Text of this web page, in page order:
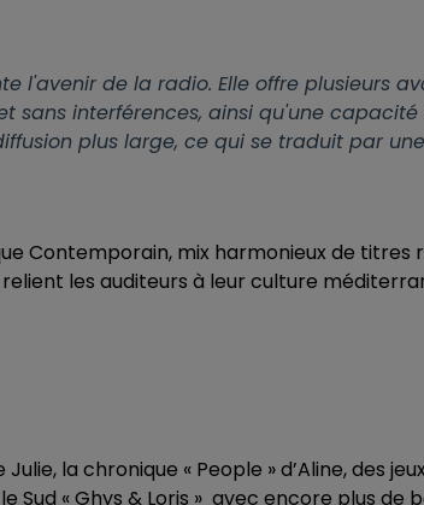
l'avenir de la radio. Elle offre plusieurs
sans interférences, ainsi qu'une
plus large, ce qui se traduit par
Contemporain, mix harmonieux de titres
les auditeurs à leur culture
la chronique « People » d’Aline, des
Sud « Ghys & Loris » avec encore plus de